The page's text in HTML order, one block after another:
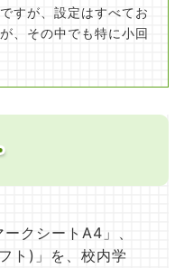
すが、設定はすべてお
、その中でも特に小回
クシートA4」、
ト)」を、校内学